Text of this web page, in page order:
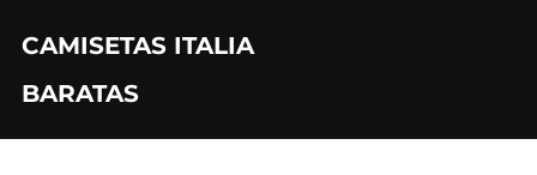
contenido
CAMISETAS ITALIA
BARATAS